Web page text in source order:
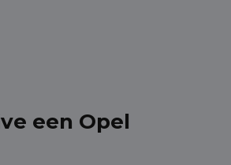
een Opel